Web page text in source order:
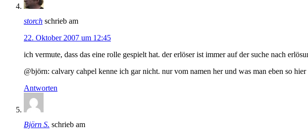
storch schrieb am
22. Oktober 2007 um 12:45
ich vermute, dass das eine rolle gespielt hat. der erlöser ist immer auf der suche nach
@björn: calvary cahpel kenne ich gar nicht. nur vom namen her und was man eben so
Antworten
Björn S. schrieb am